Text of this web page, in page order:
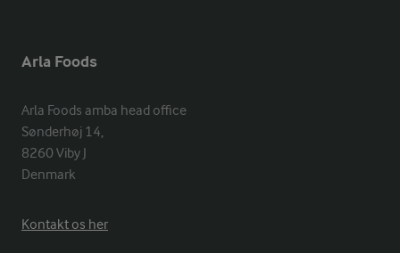
Arla Foods
Arla Foods amba head office
Sønderhøj 14,
8260 Viby J
Denmark
Kontakt os her